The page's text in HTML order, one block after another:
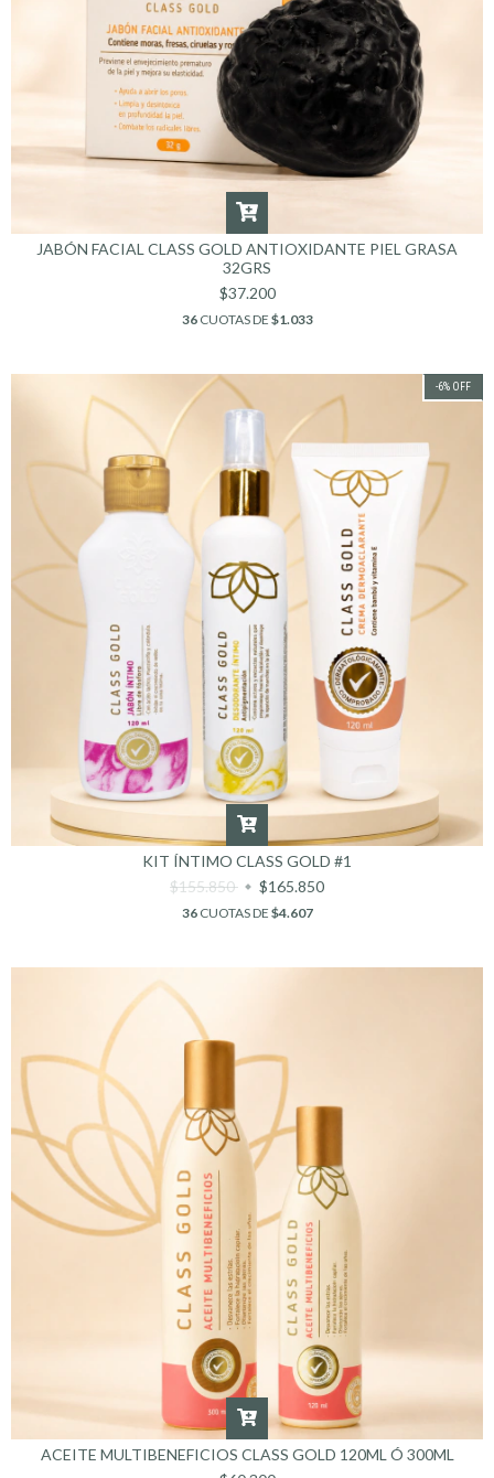
JABÓN FACIAL CLASS GOLD ANTIOXIDANTE PIEL GRASA
32GRS
$37.200
36CUOTAS DE $1.033
-6% OFF
KIT ÍNTIMO CLASS GOLD #1
$155.850
$165.850
36CUOTAS DE $4.607
ACEITE MULTIBENEFICIOS CLASS GOLD 120ML Ó 300ML